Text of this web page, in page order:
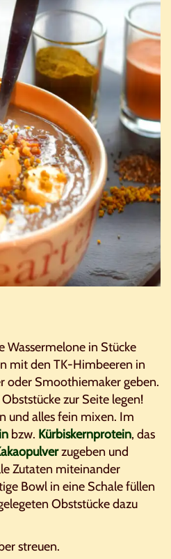
Wassermelone in Stücke
mit den TK-Himbeeren in
oder Smoothiemaker geben.
zur Seite legen!
und alles fein mixen. Im
bzw. Kürbiskernprotein, das
zugeben und
Zutaten miteinander
Bowl in eine Schale füllen
Obststücke dazu
streuen.